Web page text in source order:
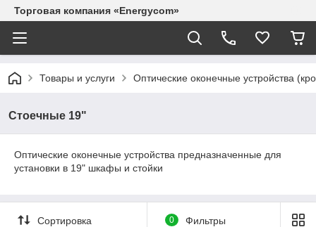
Торговая компания «Energycom»
Товары и услуги Оптические оконечные устройства
Стоечные 19"
Оптические оконечные устройства предназначенные для
установки в 19" шкафы и стойки
Сортировка 0 Фильтры